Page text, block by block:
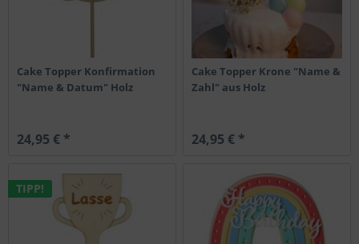
Cake Topper Konfirmation
"Name & Datum" Holz
24,95 € *
Cake Topper Krone "Name &
Zahl" aus Holz
24,95 € *
TIPP!